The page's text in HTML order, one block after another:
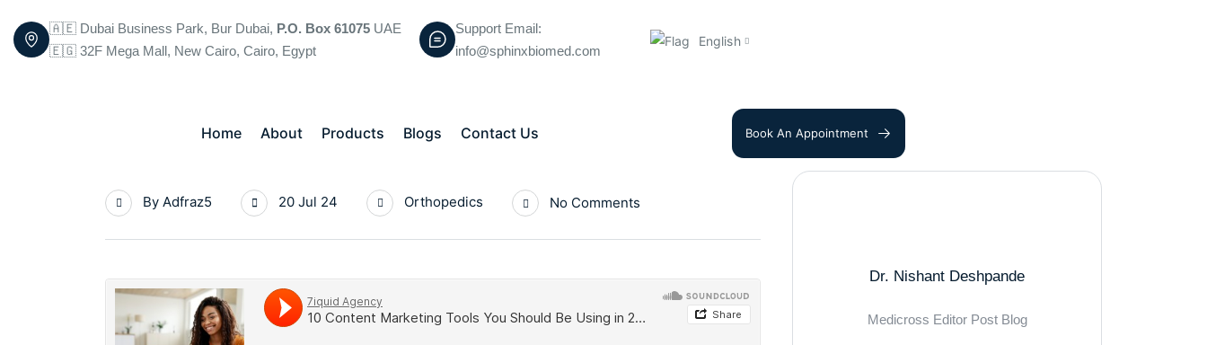
🇦🇪 Dubai Business Park, Bur Dubai, P.O. Box 61075 UAE
🇪🇬 32F Mega Mall, New Cairo, Cairo, Egypt
Support Email:
info@sphinxbiomed.com
English
Home About Products Blogs Contact Us Book An Appointment
By Adfraz5 20 Jul 24 Orthopedics No Comments
Dr. Nishant Deshpande
Medicross Editor Post Blog